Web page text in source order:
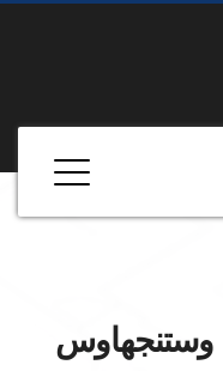
وستنجهاوس